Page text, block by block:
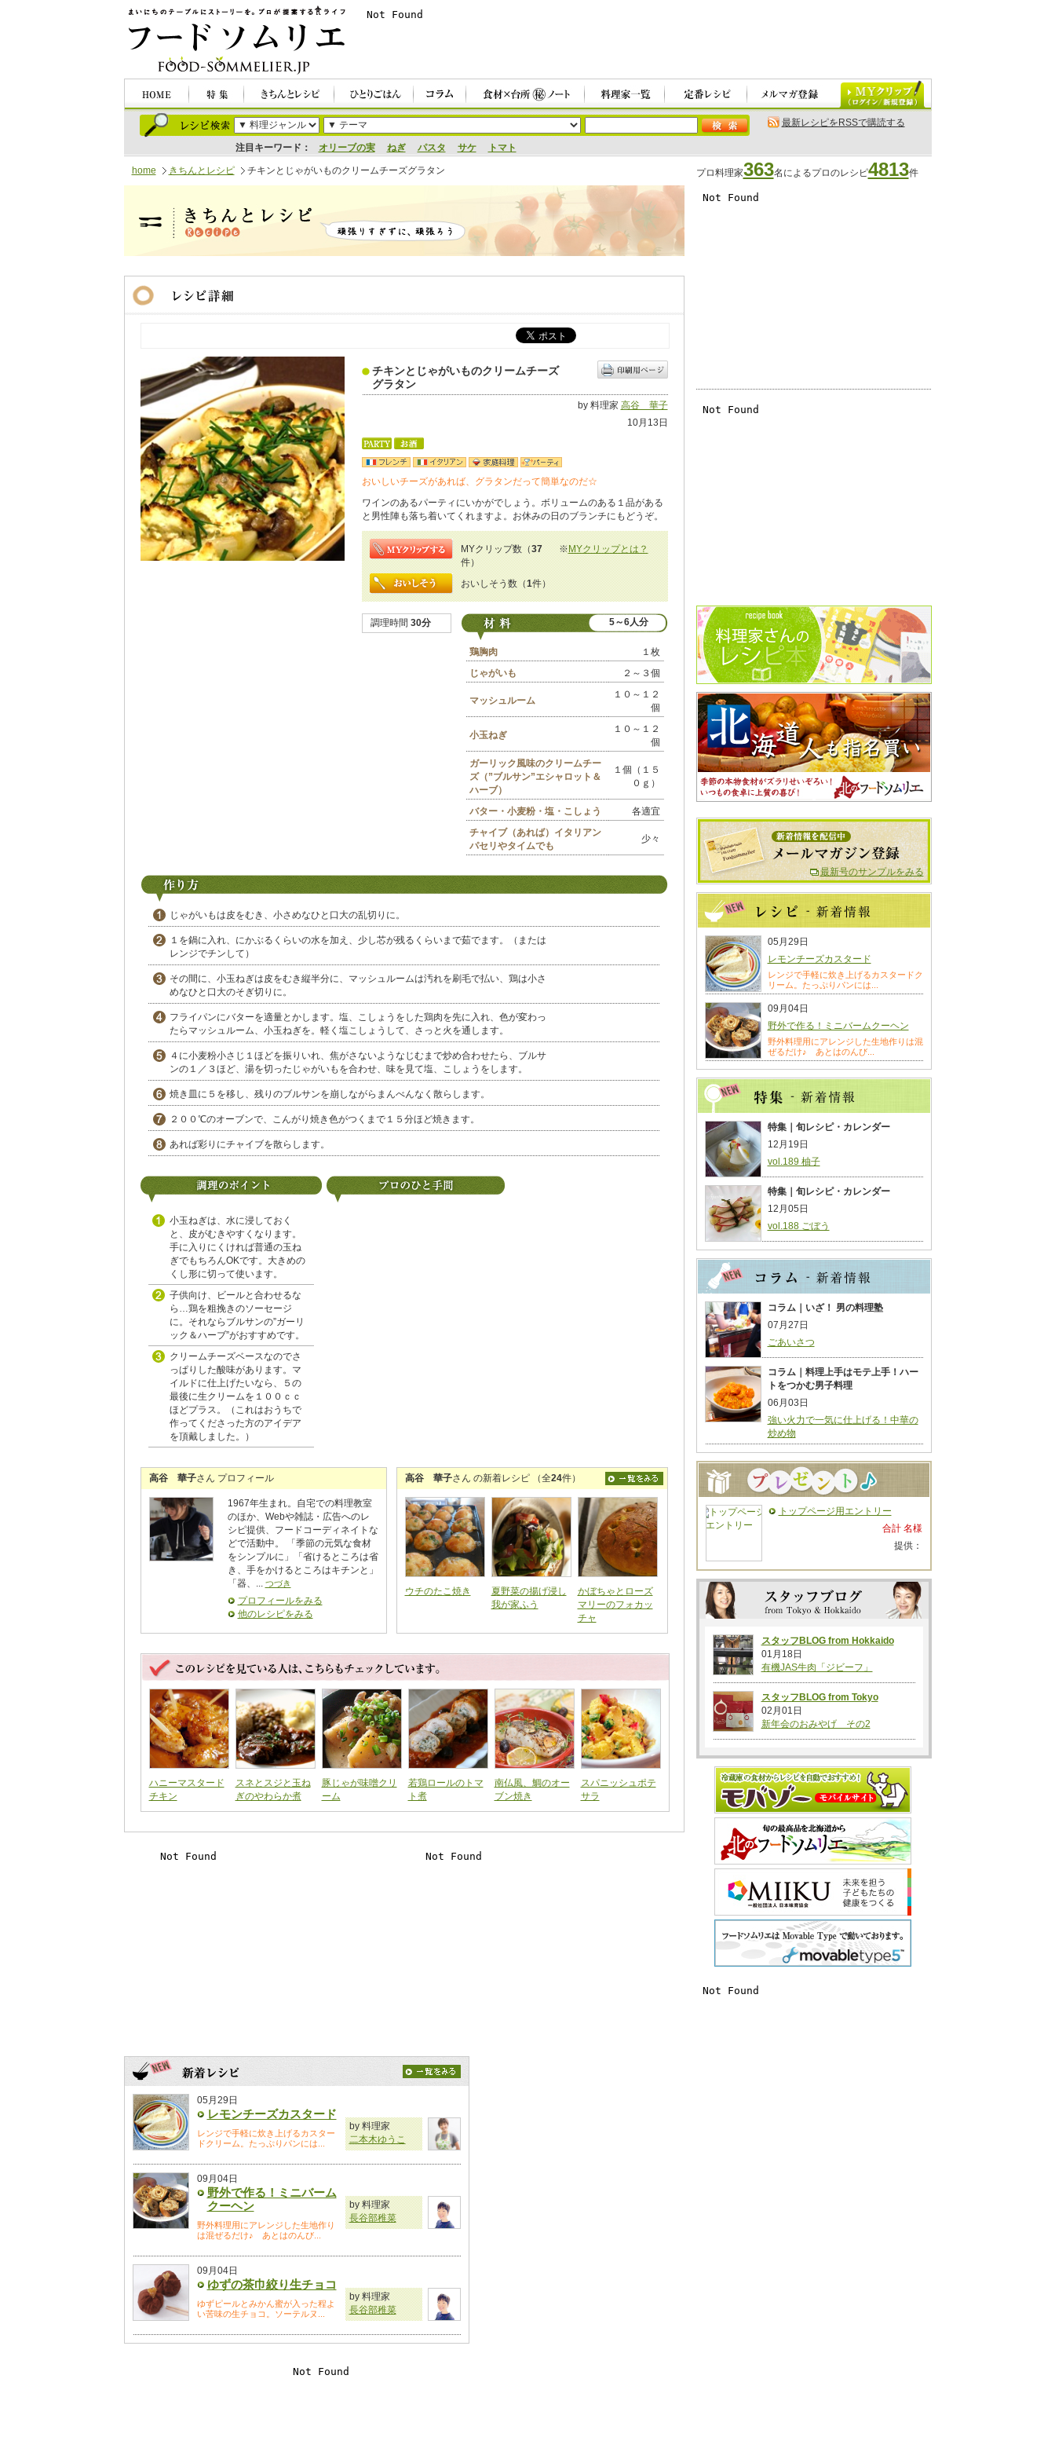
注目キーワード： オリーブの実 ねぎ パスタ サケ トマト
最新レシピをRSSで購読する
home きちんとレシピ チキンとじゃがいものクリームチーズグラタン プロ料理家363名によるプロのレシピ4813件
チキンとじゃがいものクリームチーズ
グラタン
by 料理家 高谷 華子
10月13日
おいしいチーズがあれば、グラタンだって簡単なのだ☆
ワインのあるパーティにいかがでしょう。ボリュームのある１品がある
と男性陣も落ち着いてくれますよ。お休みの日のブランチにもどうぞ。
MYクリップ数（37
件）
※MYクリップとは？
おいしそう数（1件）
調理時間 30分 5～6人分
鶏胸肉
１枚
じゃがいも
２～３個
マッシュルーム
１０～１２
個
小玉ねぎ
１０～１２
個
ガーリック風味のクリームチー
ズ（”ブルサン”エシャロット＆
ハーブ）
１個（１５
０ｇ）
バター・小麦粉・塩・こしょう
各適宜
チャイブ（あれば）イタリアン
パセリやタイムでも
少々
じゃがいもは皮をむき、小さめなひと口大の乱切りに。
１を鍋に入れ、にかぶるくらいの水を加え、少し芯が残るくらいまで茹でます。（または
レンジでチンして）
その間に、小玉ねぎは皮をむき縦半分に、マッシュルームは汚れを刷毛で払い、鶏は小さ
めなひと口大のそぎ切りに。
フライパンにバターを適量とかします。塩、こしょうをした鶏肉を先に入れ、色が変わっ
たらマッシュルーム、小玉ねぎを。軽く塩こしょうして、さっと火を通します。
４に小麦粉小さじ１ほどを振りいれ、焦がさないようなじむまで炒め合わせたら、ブルサ
ンの１／３ほど、湯を切ったじゃがいもを合わせ、味を見て塩、こしょうをします。
焼き皿に５を移し、残りのブルサンを崩しながらまんべんなく散らします。
２００℃のオーブンで、こんがり焼き色がつくまで１５分ほど焼きます。
あれば彩りにチャイブを散らします。
小玉ねぎは、水に浸しておく
と、皮がむきやすくなります。
手に入りにくければ普通の玉ね
ぎでもちろんOKです。大きめの
くし形に切って使います。
子供向け、ビールと合わせるな
ら…鶏を粗挽きのソーセージ
に。それならブルサンの”ガーリ
ック＆ハーブ”がおすすめです。
クリームチーズベースなのでさ
っぱりした酸味があります。マ
イルドに仕上げたいなら、５の
最後に生クリームを１００ｃｃ
ほどプラス。（これはおうちで
作ってくださった方のアイデア
を頂戴しました。）
高谷 華子さん プロフィール
1967年生まれ。自宅での料理教室
のほか、Webや雑誌・広告へのレ
シピ提供、フードコーディネイトな
どで活動中。 「季節の元気な食材
をシンプルに」「省けるところは省
き、手をかけるところはキチンと」
「器、... つづき
プロフィールをみる
他のレシピをみる
高谷 華子さん の新着レシピ （全24件）
ウチのたこ焼き
夏野菜の揚げ浸し
我が家ふう
かぼちゃとローズ
マリーのフォカッ
チャ
ハニーマスタード
チキン
スネとスジと玉ね
ぎのやわらか煮
豚じゃが味噌クリ
ーム
若鶏ロールのトマ
ト煮
南仏風、鯛のオー
ブン焼き
スパニッシュポテ
サラ
05月29日
レモンチーズカスタード
レンジで手軽に炊き上げるカスター
ドクリーム。たっぷりパンには...
by 料理家
二本木ゆうこ
09月04日
野外で作る！ミニバーム
クーヘン
野外料理用にアレンジした生地作り
は混ぜるだけ♪ あとはのんび...
by 料理家
長谷部稚菜
09月04日
ゆずの茶巾絞り生チョコ
ゆずピールとみかん蜜が入った程よ
い苦味の生チョコ。ソーテルヌ...
by 料理家
長谷部稚菜
最新号のサンプルをみる
05月29日
レモンチーズカスタード
レンジで手軽に炊き上げるカスタードク
リーム。たっぷりパンには...
09月04日
野外で作る！ミニバームクーヘン
野外料理用にアレンジした生地作りは混
ぜるだけ♪ あとはのんび...
特集｜旬レシピ・カレンダー
12月19日
vol.189 柚子
特集｜旬レシピ・カレンダー
12月05日
vol.188 ごぼう
コラム｜いざ！ 男の料理塾
07月27日
ごあいさつ
コラム｜料理上手はモテ上手！ハー
トをつかむ男子料理
06月03日
強い火力で一気に仕上げる！中華の
炒め物
トップページ用エントリー
合計 名様
提供：
スタッフBLOG from Hokkaido
01月18日
有機JAS牛肉「ジビーフ」
スタッフBLOG from Tokyo
02月01日
新年会のおみやげ その2